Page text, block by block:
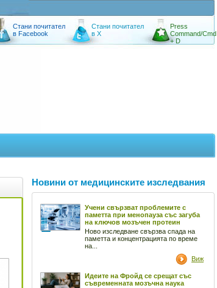
Стани почитател
в Facebook
Стани почитател
в X
Press
Command/Cmd
+ D
Новини от медицинските изследвания
Учени свързват проблемите с
паметта при менопауза със загуба
на ключов мозъчен протеин
Ново изследване свързва спада на
паметта и концентрацията по време
на...
Виж
Идеите на Фройд се срещат със
съвременната мозъчна наука